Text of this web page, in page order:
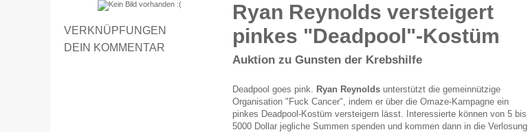
VERKNÜPFUNGEN
DEIN KOMMENTAR
Ryan Reynolds versteigert
pinkes "Deadpool"-Kostüm
Auktion zu Gunsten der Krebshilfe
Deadpool goes pink. Ryan Reynolds unterstützt die gemeinnützige
Organisation "Fuck Cancer", indem er über die Omaze-Kampagne ein
pinkes Deadpool-Kostüm versteigern lässt. Interessierte können von 5 bis
5000 Dollar jegliche Summen spenden und kommen dann in die Verlosung